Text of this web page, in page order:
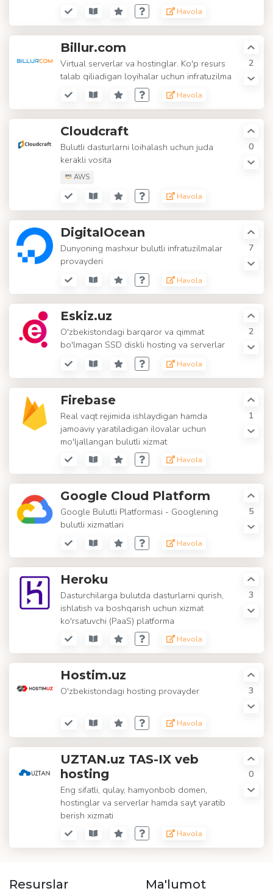
Havola
2
Billur.com
Virtual serverlar va hostinglar. Ko'p resurs
talab qiliadigan loyihalar uchun infratuzilma
Havola
0
Cloudcraft
Bulutli dasturlarni loihalash uchun juda
kerakli vosita
AWS
Havola
7
DigitalOcean
Dunyoning mashxur bulutli infratuzilmalar
provayderi
Havola
2
Eskiz.uz
O'zbekistondagi barqaror va qimmat
bo'lmagan SSD diskli hosting va serverlar
Havola
1
Firebase
Real vaqt rejimida ishlaydigan hamda
jamoaviy yaratiladigan ilovalar uchun
mo'ljallangan bulutli xizmat
Havola
5
Google Cloud Platform
Google Bulutli Platformasi - Googlening
bulutli xizmatlari
Havola
3
Heroku
Dasturchilarga bulutda dasturlarni qurish,
ishlatish va boshqarish uchun xizmat
ko'rsatuvchi (PaaS) platforma
Havola
3
Hostim.uz
O'zbekistondagi hosting provayder
Havola
0
UZTAN.uz TAS-IX veb
hosting
Eng sifatli, qulay, hamyonbob domen,
hostinglar va serverlar hamda sayt yaratib
berish xizmati
Havola
Resurslar Ma'lumot